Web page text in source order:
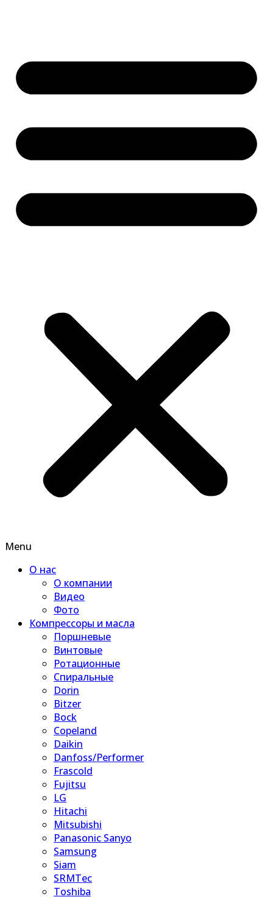
Menu
О нас
О компании
Видео
Фото
Компрессоры и масла
Поршневые
Винтовые
Ротационные
Спиральные
Dorin
Bitzer
Bock
Copeland
Daikin
Danfoss/Performer
Frascold
Fujitsu
LG
Hitachi
Mitsubishi
Panasonic Sanyo
Samsung
Siam
SRMTec
Toshiba